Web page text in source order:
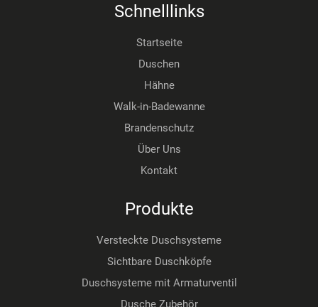
Schnelllinks
Startseite
Duschen
Hähne
Walk-in-Badewanne
Brandenschutz
Über Uns
Kontakt
Produkte
Versteckte Duschsysteme
Sichtbare Duschköpfe
Duschsysteme mit Armaturventil
Dusche Zubehör